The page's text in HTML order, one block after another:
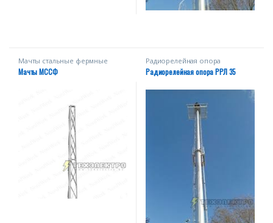
Мачты стальные фермные
серии МССФ
Мачты МССФ
Радиорелейная опора
Радиорелейная опора РРЛ 35